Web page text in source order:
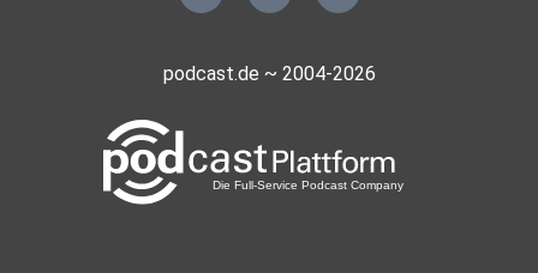
podcast.de ~ 2004-2026